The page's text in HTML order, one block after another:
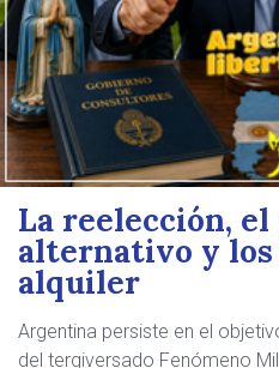
La reelección,
alternativo y los
alquiler
Argentina persiste en el
del tergiversado Fenómeno